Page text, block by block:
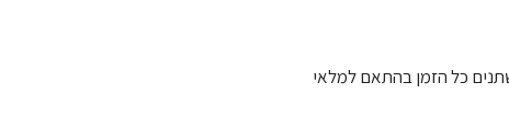
כל הזמן בהתאם למלאי